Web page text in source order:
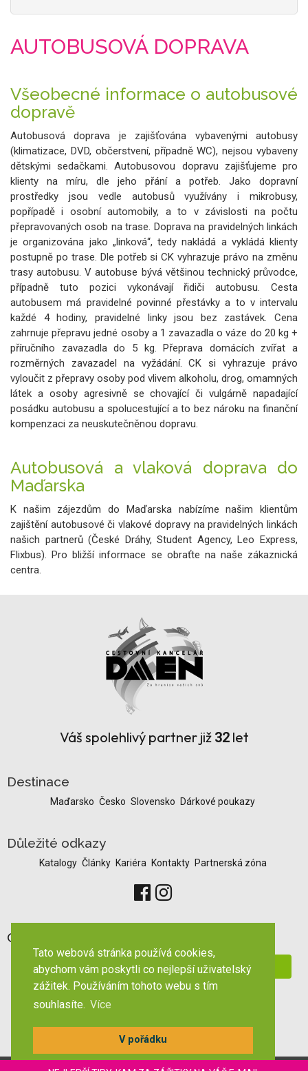
Tato webová stránka používá cookies,
abychom vám poskytli co nejlepší uživatelský
zážitek. Používáním tohoto webu s tím
souhlasíte. Více
V pořádku
AUTOBUSOVÁ DOPRAVA
Všeobecné informace o autobusové
dopravě
Autobusová doprava je zajišťována vybavenými autobusy
(klimatizace, DVD, občerstvení, případně WC), nejsou vybaveny
dětskými sedačkami. Autobusovou dopravu zajišťujeme pro
klienty na míru, dle jeho přání a potřeb. Jako dopravní
prostředky jsou vedle autobusů využívány i mikrobusy,
popřípadě i osobní automobily, a to v závislosti na počtu
přepravovaných osob na trase. Doprava na pravidelných linkách
je organizována jako „linková“, tedy nakládá a vykládá klienty
postupně po trase. Dle potřeb si CK vyhrazuje právo na změnu
trasy autobusu. V autobuse bývá většinou technický průvodce,
případně tuto pozici vykonávají řidiči autobusu. Cesta
autobusem má pravidelné povinné přestávky a to v intervalu
každé 4 hodiny, pravidelné linky jsou bez zastávek. Cena
zahrnuje přepravu jedné osoby a 1 zavazadla o váze do 20 kg +
příručního zavazadla do 5 kg. Přeprava domácích zvířat a
rozměrných zavazadel na vyžádání. CK si vyhrazuje právo
vyloučit z přepravy osoby pod vlivem alkoholu, drog, omamných
látek a osoby agresivně se chovající či vulgárně napadající
posádku autobusu a spolucestující a to bez nároku na finanční
kompenzaci za neuskutečněnou dopravu.
Autobusová a vlaková doprava do
Maďarska
K našim zájezdům do Maďarska nabízíme našim klientům
zajištění autobusové či vlakové dopravy na pravidelných linkách
našich partnerů (České Dráhy, Student Agency, Leo Express,
Flixbus). Pro bližší informace se obraťte na naše zákaznická
centra.
Váš spolehlivý partner již 32let
Destinace
Maďarsko Česko Slovensko Dárkové poukazy
Důležité odkazy
Katalogy Články Kariéra Kontakty Partnerská zóna
Odběr novinek
© CK DAEN 2018, Všechna práva vyhrazena | Realizace MagicWare | Redakční